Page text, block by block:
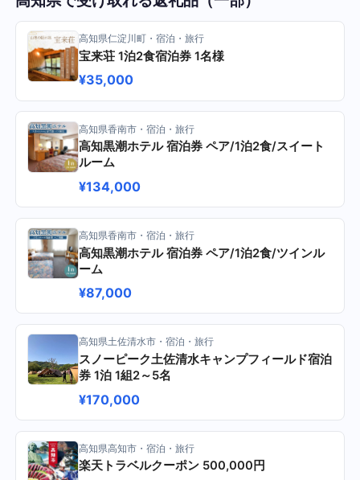
高知県仁淀川町・宿泊・旅行
宝来荘 1泊2食宿泊券 1名様
¥35,000
高知県香南市・宿泊・旅行
高知黒潮ホテル 宿泊券 ペア/1泊2食/スイート
ルーム
¥134,000
高知県香南市・宿泊・旅行
高知黒潮ホテル 宿泊券 ペア/1泊2食/ツインル
ーム
¥87,000
高知県土佐清水市・宿泊・旅行
スノーピーク土佐清水キャンプフィールド宿泊
券 1泊 1組2～5名
¥170,000
高知県高知市・宿泊・旅行
楽天トラベルクーポン 500,000円